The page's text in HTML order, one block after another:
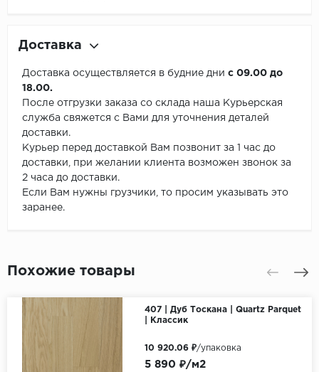
Доставка
Доставка осуществляется в будние дни с 09.00 до
18.00.
После отгрузки заказа со склада наша Курьерская
служба свяжется с Вами для уточнения деталей
доставки.
Курьер перед доставкой Вам позвонит за 1 час до
доставки, при желании клиента возможен звонок за
2 часа до доставки.
Если Вам нужны грузчики, то просим указывать это
заранее.
Похожие товары
407 | Дуб Тоскана | Quartz Parquet
| Классик
5 890 ₽/м2
10 920.06 ₽/упаковка